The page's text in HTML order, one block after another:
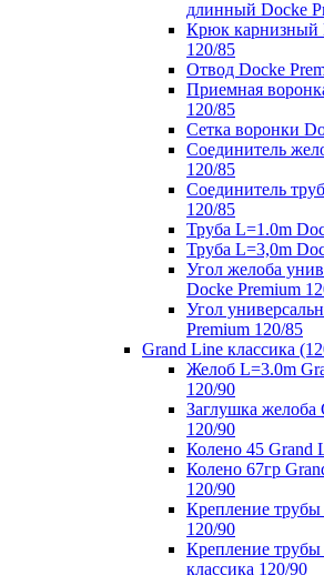
длинный Docke
Крюк карнизный
120/85
Отвод Docke
Приемная
120/85
Сетка воронки
Соединитель
120/85
Соединитель
120/85
Труба L=1.0m
Труба L=3,0m
Угол желоба
Docke Premium
Угол
Premium 120/85
Grand Line классика
Желоб L=3.0m
120/90
Заглушка желоба
120/90
Колено 45 Grand
Колено 67гр
120/90
Крепление трубы
120/90
Крепление
классика 120/90